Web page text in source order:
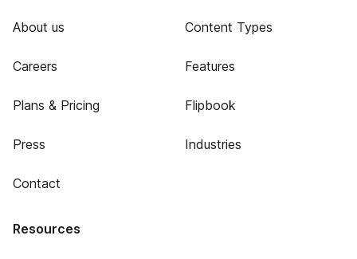
About us
Careers
Plans & Pricing
Press
Contact
Content Types
Features
Flipbook
Industries
Resources